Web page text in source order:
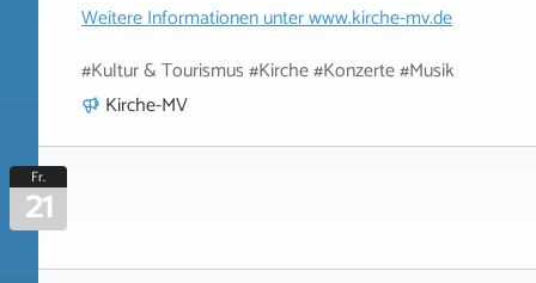
Weitere Informationen unterwww.kirche-mv.de
#Kultur & Tourismus #Kirche #Konzerte #Musik
Kirche-MV
Fr.
21